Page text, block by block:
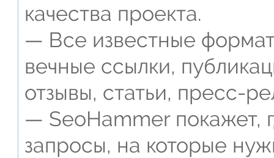
качества проекта.
— Все известные
вечные ссылки,
отзывы, статьи, пресс-
— SeoHammer покажет,
запросы, на которые